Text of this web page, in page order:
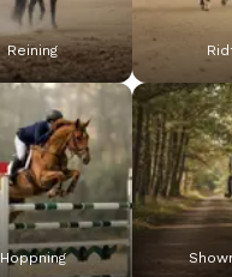
Reining
Hoppning